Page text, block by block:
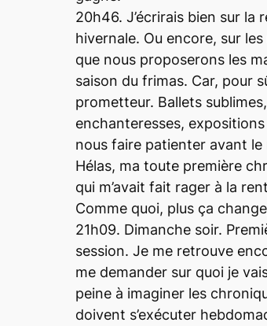
20h46. J’écrirais bien sur la
hivernale. Ou encore, sur
que nous proposerons les
saison du frimas. Car, pour
prometteur. Ballets
enchanteresses,
nous faire patienter avant
Hélas, ma toute première
qui m’avait fait rager à la
Comme quoi, plus ça
21h09. Dimanche soir.
session. Je me retrouve
me demander sur quoi je
peine à imaginer les
doivent s’exécuter